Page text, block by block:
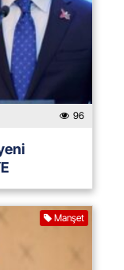
96
Manşet